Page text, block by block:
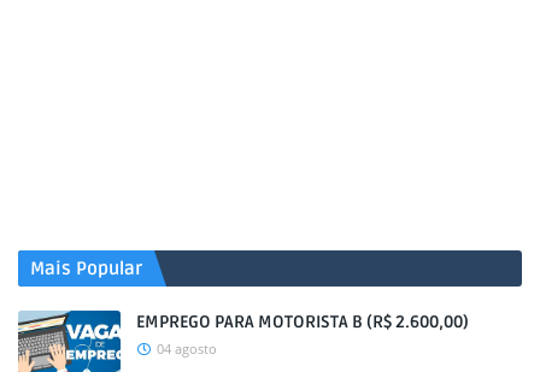
Mais Popular
EMPREGO PARA MOTORISTA B (R$ 2.600,00)
04 agosto